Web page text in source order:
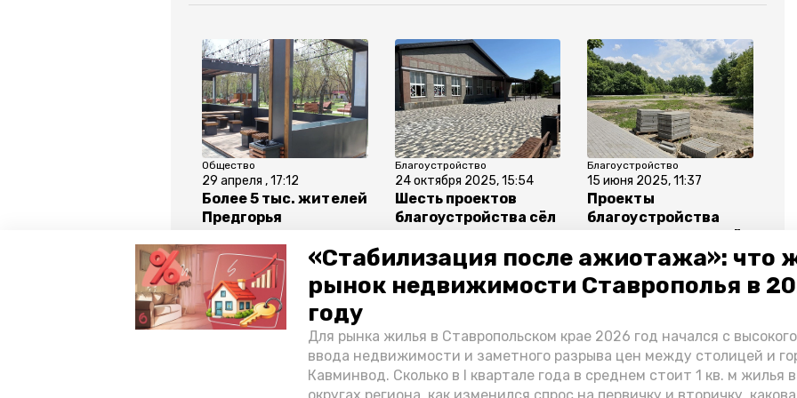
«Стабилизация после ажиотажа»: что
рынок недвижимости Ставрополья в
году
Для рынка жилья в Ставропольском крае 2026 год начался с
ввода недвижимости и заметного разрыва цен между столицей и
Кавминвод. Сколько в I квартале года в среднем стоит 1 кв. м жилья
Общество
29 апреля , 17:12
Более 5 тыс. жителей
Предгорья
объекты
благоустройства
Благоустройство
24 октября 2025, 15:54
Шесть проектов
благоустройства сёл
Ставрополье в 2025
Благоустройство
15 июня 2025, 11:37
Проекты
благоустройства
населённых пунктах
Предгорья
Все новости
благоустройство благоустройство по нацпроекту